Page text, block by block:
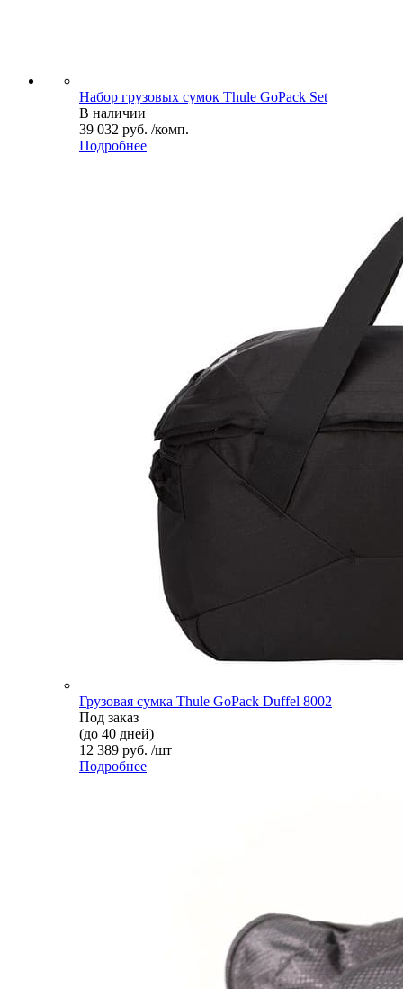
Набор грузовых сумок Thule GoPack Set
В наличии
39 032 руб. /комп.
Подробнее
Грузовая сумка Thule GoPack Duffel 8002
Под заказ
(до 40 дней)
12 389 руб. /шт
Подробнее